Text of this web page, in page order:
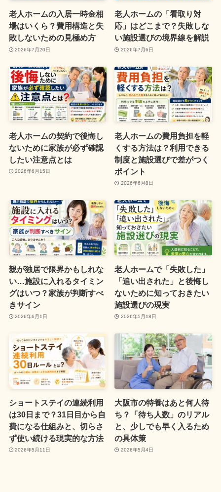
老人ホームの入居一時金相
場はいくら？費用構造と失
敗しないための見極め方
2026年7月20日
老人ホームの「看取り対
応」はどこまで？失敗しな
い施設選びの境界線を解説
2026年7月6日
老人ホームの契約で後悔し
ないために家族が必ず確認
したい注意点とは
2026年6月15日
老人ホームの費用負担を軽
くする方法は？利用できる
制度と施設選びで差がつく
ポイント
2026年6月8日
親が独居で限界かもしれな
い…施設に入れるタイミン
グはいつ？家族が判断すべ
きサイン
2026年6月1日
老人ホームで「失敗した」
「追い出された」と後悔し
ないために知っておきたい
施設選びの現実
2026年5月18日
ショートステイの連続利用
は30日まで？31日目から自
費になる仕組みと、切らさ
ず使い続ける現実的な方法
2026年5月11日
大阪市の特養はあと何人待
ち？「待ち人数」のリアル
と、少しでも早く入るため
の具体策
2026年5月4日